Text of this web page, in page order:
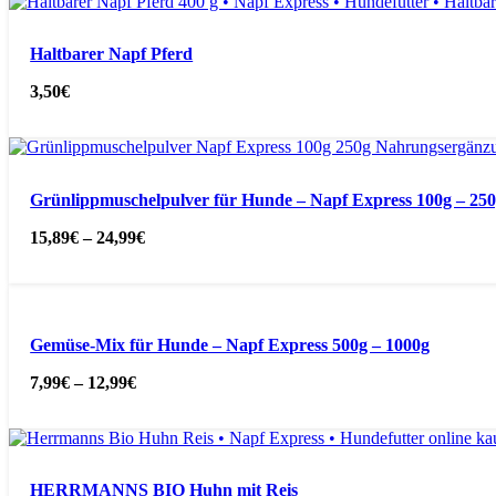
Haltbarer Napf Pferd
3,50€
Grünlippmuschelpulver für Hunde – Napf Express 100g –
15,89€–24,99€
Gemüse-Mix für Hunde – Napf Express 500g – 1000g
7,99€– 12,99€
HERRMANNS BIO Huhn mit Reis